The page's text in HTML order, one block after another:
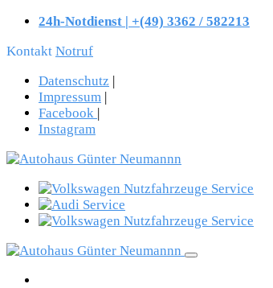
24h-Notdienst | +(49) 3362 / 582213
Kontakt Notruf
Datenschutz |
Impressum |
Facebook |
Instagram